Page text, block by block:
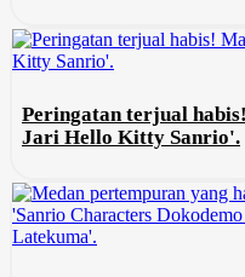
Peringatan terjual
Jari Hello Kitty Sanrio'.